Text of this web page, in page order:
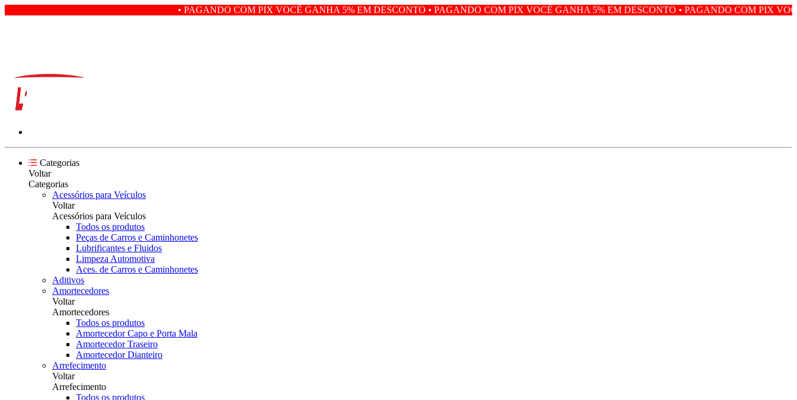
• PAGANDO COM PIX VOCÊ GANHA 5% EM DESCONTO • PAGANDO COM PIX VOCÊ GANHA 5% EM DESCONTO • PAGANDO COM PIX VOCÊ GANHA 5%
Categorias
Voltar
Categorias
Acessórios para Veículos
Voltar
Acessórios para Veículos
Todos os produtos
Peças de Carros e Caminhonetes
Lubrificantes e Fluidos
Limpeza Automotiva
Aces. de Carros e Caminhonetes
Aditivos
Amortecedores
Voltar
Amortecedores
Todos os produtos
Amortecedor Capo e Porta Mala
Amortecedor Traseiro
Amortecedor Dianteiro
Arrefecimento
Voltar
Arrefecimento
Todos os produtos